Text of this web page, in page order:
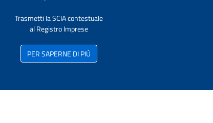
Trasmetti la SCIA contestuale
al Registro Imprese
PER SAPERNE DI PIÙ